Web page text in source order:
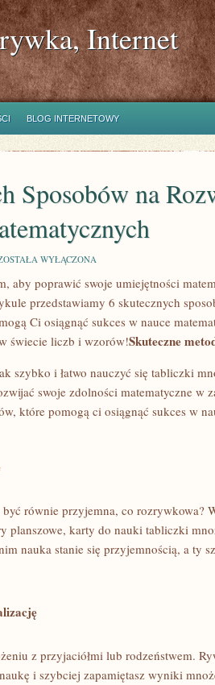
Internet
BLOG INTERNETOWY
Sposobów na
MATEMATYCZNYCH
WYŁĄCZONA
aby poprawić swoje umiejętności
przedstawiamy 6 skutecznych
Ci osiągnąć sukces w ⁤nauce
świecie liczb i wzorów!Skuteczne
szybko i łatwo nauczyć ​się ‍tabliczki
swoje zdolności⁢ matematyczne w
które pomogą ci osiągnąć sukces w
równie⁢ przyjemna, co rozrywkowa?
planszowe, karty do ​nauki tabliczki⁢
nauka⁢ stanie się⁤ przyjemnością, a ty⁢
‌z przyjaciółmi lub rodzeństwem.
i szybciej zapamiętasz wyniki